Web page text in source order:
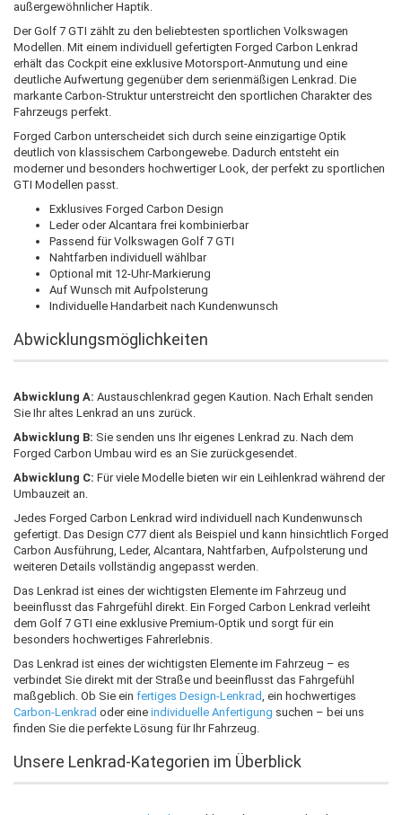
außergewöhnlicher Haptik.
Der Golf 7 GTI zählt zu den beliebtesten sportlichen Volkswagen
Modellen. Mit einem individuell gefertigten Forged Carbon Lenkrad
erhält das Cockpit eine exklusive Motorsport-Anmutung und eine
deutliche Aufwertung gegenüber dem serienmäßigen Lenkrad. Die
markante Carbon-Struktur unterstreicht den sportlichen Charakter des
Fahrzeugs perfekt.
Forged Carbon unterscheidet sich durch seine einzigartige Optik
deutlich von klassischem Carbongewebe. Dadurch entsteht ein
moderner und besonders hochwertiger Look, der perfekt zu sportlichen
GTI Modellen passt.
Exklusives Forged Carbon Design
Leder oder Alcantara frei kombinierbar
Passend für Volkswagen Golf 7 GTI
Nahtfarben individuell wählbar
Optional mit 12-Uhr-Markierung
Auf Wunsch mit Aufpolsterung
Individuelle Handarbeit nach Kundenwunsch
Abwicklungsmöglichkeiten
Abwicklung A: Austauschlenkrad gegen Kaution. Nach Erhalt senden
Sie Ihr altes Lenkrad an uns zurück.
Abwicklung B: Sie senden uns Ihr eigenes Lenkrad zu. Nach dem
Forged Carbon Umbau wird es an Sie zurückgesendet.
Abwicklung C: Für viele Modelle bieten wir ein Leihlenkrad während der
Umbauzeit an.
Jedes Forged Carbon Lenkrad wird individuell nach Kundenwunsch
gefertigt. Das Design C77 dient als Beispiel und kann hinsichtlich Forged
Carbon Ausführung, Leder, Alcantara, Nahtfarben, Aufpolsterung und
weiteren Details vollständig angepasst werden.
Das Lenkrad ist eines der wichtigsten Elemente im Fahrzeug und
beeinflusst das Fahrgefühl direkt. Ein Forged Carbon Lenkrad verleiht
dem Golf 7 GTI eine exklusive Premium-Optik und sorgt für ein
besonders hochwertiges Fahrerlebnis.
Das Lenkrad ist eines der wichtigsten Elemente im Fahrzeug – es
verbindet Sie direkt mit der Straße und beeinflusst das Fahrgefühl
maßgeblich. Ob Sie ein fertiges Design-Lenkrad , ein hochwertiges
Carbon-Lenkrad oder eine individuelle Anfertigung suchen – bei uns
finden Sie die perfekte Lösung für Ihr Fahrzeug.
Unsere Lenkrad-Kategorien im Überblick